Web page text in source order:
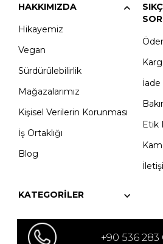
HAKKIMIZDA
Hikayemiz
Vegan
Sürdürülebilirlik
Mağazalarımız
Kişisel Verilerin Korunması
İş Ortaklığı
Blog
Etik
KATEGORILER
+90 536 283